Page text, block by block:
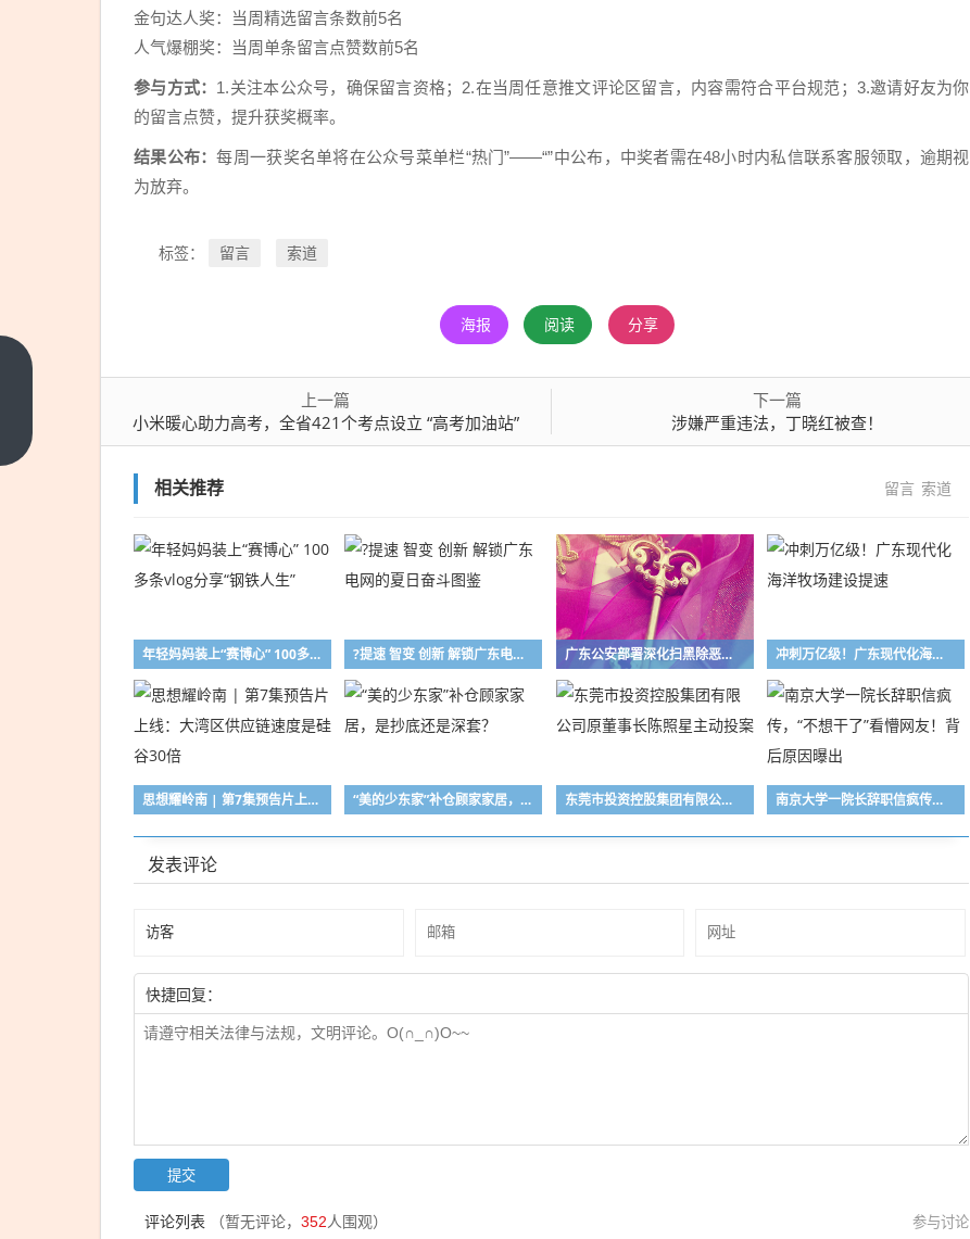
金句达人奖：当周精选留言条数前5名
人气爆棚奖：当周单条留言点赞数前5名
参与方式： 1.关注本公众号，确保留言资格；2.在当周任意推文评论区留言，内容需符合平台规范；3.邀请好友为你
的留言点赞，提升获奖概率。
结果公布：每周一获奖名单将在公众号菜单栏“热门”——“”中公布，中奖者需在48小时内私信联系客服领取，逾期视
为放弃。
标签： 留言 索道
海报 阅读 分享
上一篇
小米暖心助力高考，全省421个考点设立 “高考加油站”
下一篇
涉嫌严重违法，丁晓红被查！
相关推荐 留言 索道
年轻妈妈装上“赛博心” 100多条vlog分享“钢铁人生” ?提速 智变 创新 解锁广东电网的夏日奋斗图鉴 广东公安部署深化扫黑除恶专项斗争，欢迎群众提供线索 冲刺万亿级！广东现代化海洋牧场建设提速
思想耀岭南 | 第7集预告片上线：大湾区供应链速度是硅谷30倍 “美的少东家”补仓顾家家居，是抄底还是深套？ 东莞市投资控股集团有限公司原董事长陈照星主动投案 南京大学一院长辞职信疯传，“不想干了”看懵网友！背后原因曝出
发表评论
快捷回复：
评论列表 （暂无评论， 352人围观） 参与讨论